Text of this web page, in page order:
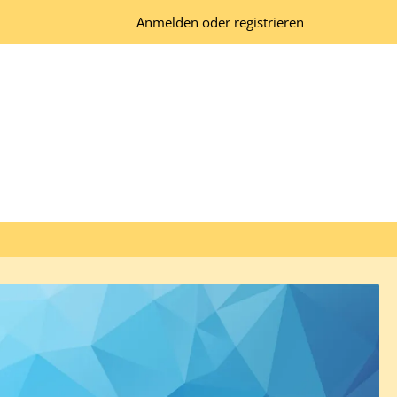
Anmelden oder registrieren